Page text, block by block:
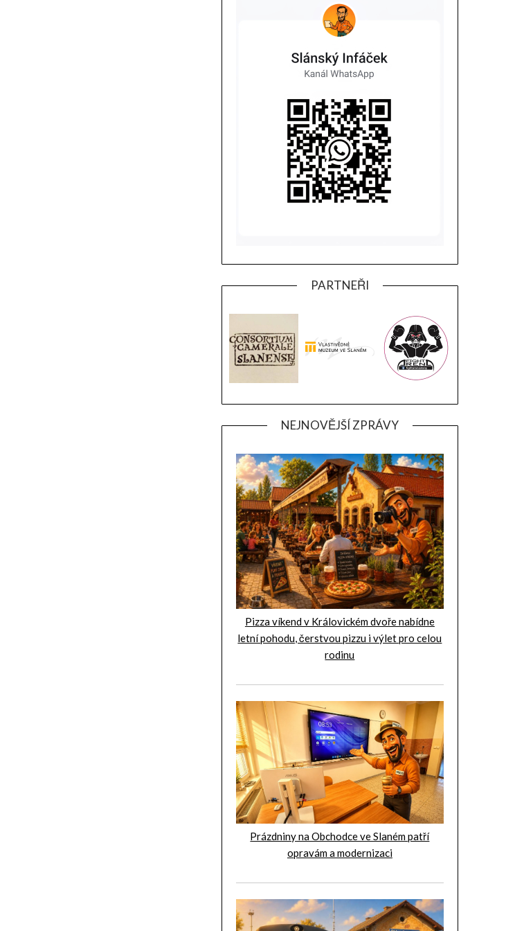
PARTNEŘI
NEJNOVĚJŠÍ ZPRÁVY
Pizza víkend v Královickém dvoře nabídne
letní pohodu, čerstvou pizzu i výlet pro celou
rodinu
Prázdniny na Obchodce ve Slaném patří
opravám a modernizaci